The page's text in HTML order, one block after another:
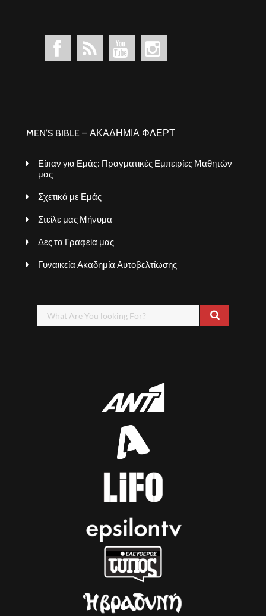
MEN’S BIBLE – ΑΚΑΔΗΜΙΑ ΦΛΕΡΤ
Είπαν για Εμάς: Πραγματικές Εμπειρίες Μαθητών
μας
Σχετικά με Εμάς
Στείλε μας Μήνυμα
Δες τα Γραφεία μας
Γυναικεία Ακαδημία Αυτοβελτίωσης